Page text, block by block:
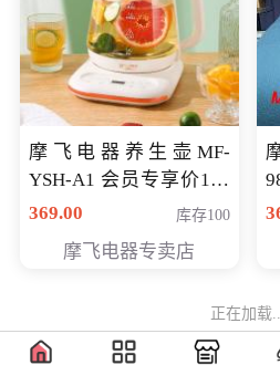
摩飞电器养生壶MF-
YSH-A1 会员专享价198
元
369.00 库存100
摩飞电器专卖店
正在加载...